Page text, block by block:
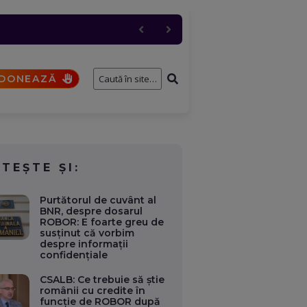
anulări masive
a fost restricționat
industriali, dacă e
ȘI:
Purtătorul de cuvânt al
BNR, despre dosarul
ROBOR: E foarte greu de
susținut că vorbim
despre informații
confidențiale
CSALB: Ce trebuie să știe
românii cu credite în
funcție de ROBOR după